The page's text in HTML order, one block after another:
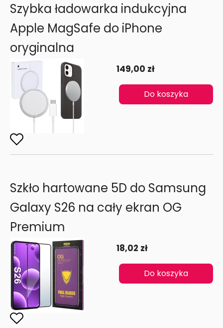
Szybka ładowarka indukcyjna
Apple MagSafe do iPhone
oryginalna
149,00 zł
Do koszyka
Szkło hartowane 5D do Samsung
Galaxy S26 na cały ekran OG
Premium
18,02 zł
Do koszyka